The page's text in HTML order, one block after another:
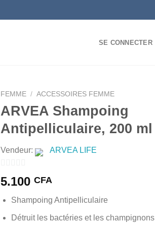
SE CONNECTER
FEMME / ACCESSOIRES FEMME
ARVEA Shampoing
Antipelliculaire, 200 ml
Vendeur: ARVEA LIFE
sur
5
5.100 CFA
Shampoing Antipelliculaire
Détruit les bactéries et les champignons